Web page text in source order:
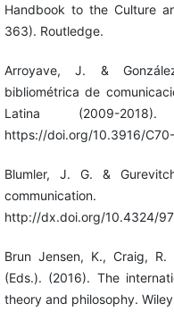
Handbook to the Culture
363). Routledge.
Arroyave, J. &
bibliométrica de
Latina (2009-
https://doi.org/10.3916/
Blumler, J. G. &
http://dx.doi.org/10.4324/
Brun Jensen, K., Craig,
(Eds.). (2016). The
theory and philosophy.